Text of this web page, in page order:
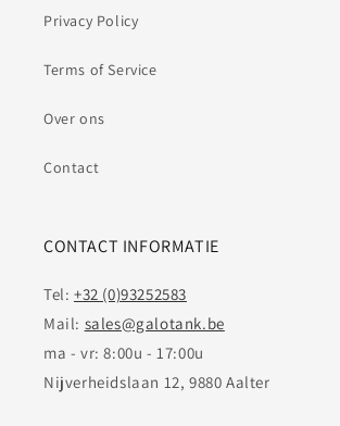
Privacy Policy
Terms of Service
Over ons
Contact
CONTACT INFORMATIE
Tel: +32 (0)93252583
Mail: sales@galotank.be
ma - vr: 8:00u - 17:00u
Nijverheidslaan 12, 9880 Aalter